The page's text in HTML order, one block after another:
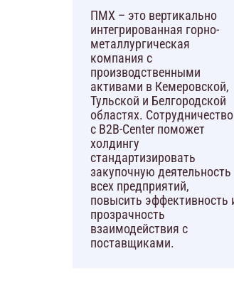
ПМХ – это вертикально
интегрированная горно-
металлургическая
компания с
производственными
активами в Кемеровской,
Тульской и Белгородской
областях. Сотрудничество
с B2B-Center поможет
холдингу
стандартизировать
закупочную деятельность
всех предприятий,
повысить эффективность
прозрачность
взаимодействия с
поставщиками.